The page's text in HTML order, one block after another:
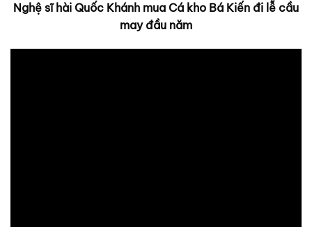
Nghệ sĩ hài Quốc Khánh mua Cá kho Bá Kiến đi lễ cầu
may đầu năm